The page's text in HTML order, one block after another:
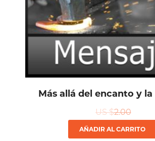
Más allá del encanto y la
US $2.00
AÑADIR AL CARRITO